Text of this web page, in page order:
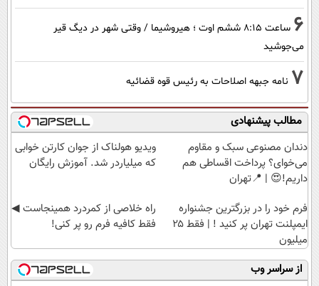
6
ساعت ۸:۱۵ ششم اوت ؛ هیروشیما / وقتی شهر در دیگ قیر
می‌جوشید
7 نامه جبهه اصلاحات به رئیس قوه قضائیه
مطالب پیشنهادی
دندان مصنوعی سبک و مقاوم
می‌خوای؟ پرداخت اقساطی هم
داریم!😍 | 📍تهران
ویدیو هولناک از جوان کارتن خوابی
که میلیاردر شد. آموزش رایگان
فرم خود را در بزرگترین جشنواره
ایمپلنت تهران پر کنید ! | فقط ۲۵
میلیون
‌راه خلاصی از کمردرد همینجاست ◀
فقط کافیه فرم رو پر کنی!
از سراسر وب